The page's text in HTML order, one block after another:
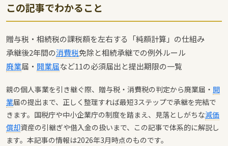
この記事でわかること
贈与税・相続税の課税額を左右する「純額計算」の仕組み
承継後2年間の消費税免除と相続承継での例外ルール
廃業届・ 開業届など11の必須届出と提出期限の一覧
親の個人事業を引き継ぐ際、贈与税・消費税の判定から廃業届・ 開
業届の提出まで、正しく整理すれば最短3ステップで承継を完結で
きます。国税庁や中小企業庁の制度を踏まえ、見落としがちな減価
償却資産の引継ぎや借入金の扱いまで、この記事で体系的に解説し
ます。本記事の情報は2026年3月時点のものです。